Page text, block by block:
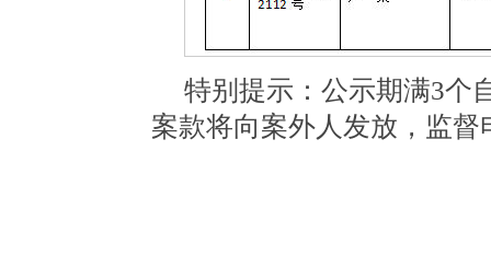
特别提示：公示期满3个
案款将向案外人发放，监督